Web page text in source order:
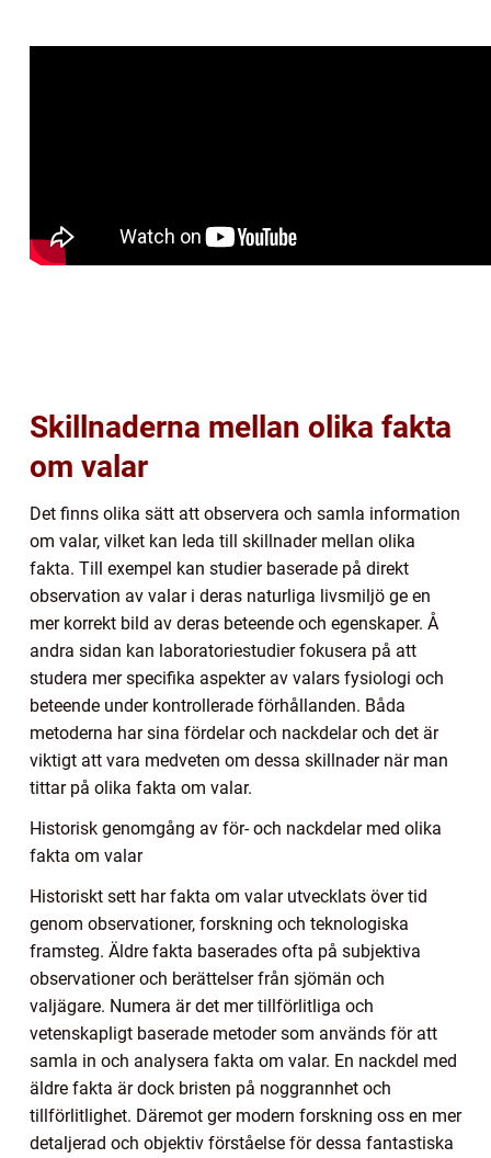
Skillnaderna mellan olika fakta
om valar
Det finns olika sätt att observera och samla information
om valar, vilket kan leda till skillnader mellan olika
fakta. Till exempel kan studier baserade på direkt
observation av valar i deras naturliga livsmiljö ge en
mer korrekt bild av deras beteende och egenskaper. Å
andra sidan kan laboratoriestudier fokusera på att
studera mer specifika aspekter av valars fysiologi och
beteende under kontrollerade förhållanden. Båda
metoderna har sina fördelar och nackdelar och det är
viktigt att vara medveten om dessa skillnader när man
tittar på olika fakta om valar.
Historisk genomgång av för- och nackdelar med olika
fakta om valar
Historiskt sett har fakta om valar utvecklats över tid
genom observationer, forskning och teknologiska
framsteg. Äldre fakta baserades ofta på subjektiva
observationer och berättelser från sjömän och
valjägare. Numera är det mer tillförlitliga och
vetenskapligt baserade metoder som används för att
samla in och analysera fakta om valar. En nackdel med
äldre fakta är dock bristen på noggrannhet och
tillförlitlighet. Däremot ger modern forskning oss en mer
detaljerad och objektiv förståelse för dessa fantastiska